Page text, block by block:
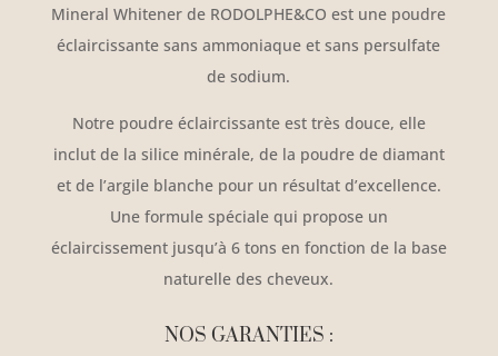
Mineral Whitener de RODOLPHE&CO est une poudre
éclaircissante sans ammoniaque et sans persulfate
de sodium.
Notre poudre éclaircissante est très douce, elle
inclut de la silice minérale, de la poudre de diamant
et de l’argile blanche pour un résultat d’excellence.
Une formule spéciale qui propose un
éclaircissement jusqu’à 6 tons en fonction de la base
naturelle des cheveux.
NOS GARANTIES :